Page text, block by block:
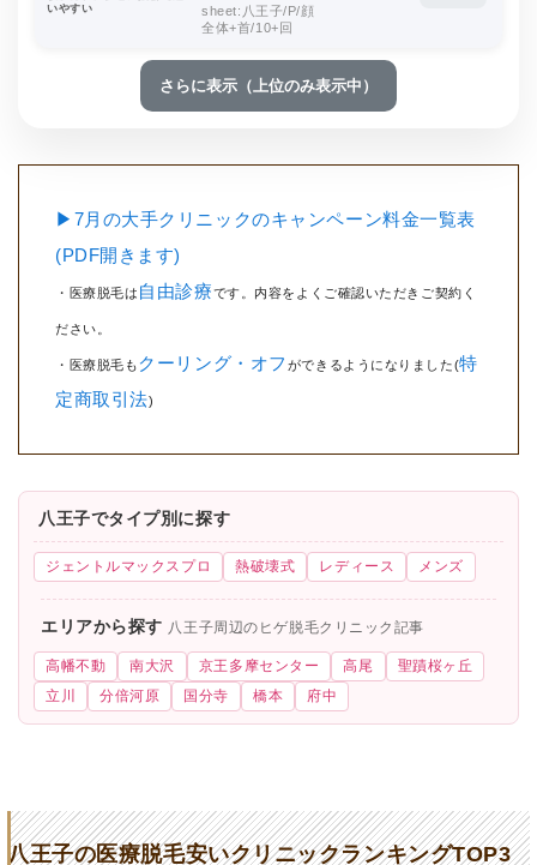
いやすい
sheet:八王子/P/顔
全体+首/10+回
さらに表示（上位のみ表示中）
▶7月の大手クリニックのキャンペーン料金一覧表
(PDF開きます)
・医療脱毛は 自由診療です。内容をよくご確認いただきご契約く
ださい。
・医療脱毛も クーリング・オフ ができるようになりました(特
定商取引法)
八王子でタイプ別に探す
ジェントルマックスプロ 熱破壊式 レディース メンズ
エリアから探す 八王子周辺のヒゲ脱毛クリニック記事
高幡不動 南大沢 京王多摩センター 高尾
聖蹟桜ヶ丘
立川
分倍河原 国分寺 橋本 府中
八王子の医療脱毛安いクリニックランキングTOP3